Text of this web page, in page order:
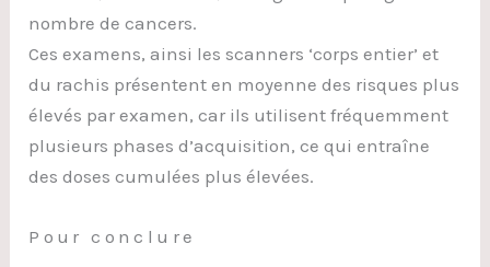
nombre de cancers.
Ces examens, ainsi les scanners ‘corps entier’ et
du rachis présentent en moyenne des risques plus
élevés par examen, car ils utilisent fréquemment
plusieurs phases d’acquisition, ce qui entraîne
des doses cumulées plus élevées.
Pour conclure